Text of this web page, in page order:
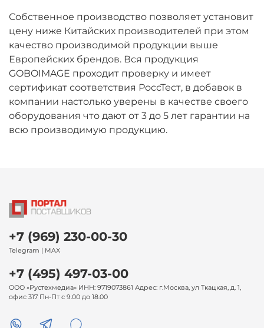
Собственное производство позволяет установит
цену ниже Китайских производителей при этом
качество производимой продукции выше
Европейских брендов. Вся продукция
GOBOIMAGE проходит проверку и имеет
сертификат соответствия РоссТест, в добавок в
компании настолько уверены в качестве своего
оборудования что дают от 3 до 5 лет гарантии на
всю производимую продукцию.
+7 (969) 230-00-30
Telegram | MAX
+7 (495) 497-03-00
ООО «Рустехмедиа» ИНН: 9719073861 Адрес: г.Москва, ул Ткацкая, д. 1,
офис 317 Пн-Пт с 9.00 до 18.00